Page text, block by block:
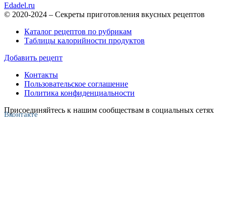
Edadel.ru
© 2020-2024 – Секреты приготовления вкусных рецептов
Каталог рецептов по рубрикам
Таблицы калорийности продуктов
Добавить рецепт
Контакты
Пользовательское соглашение
Политика конфиденциальности
Присоединяйтесь к нашим сообществам в социальных сетях
Вконтакте